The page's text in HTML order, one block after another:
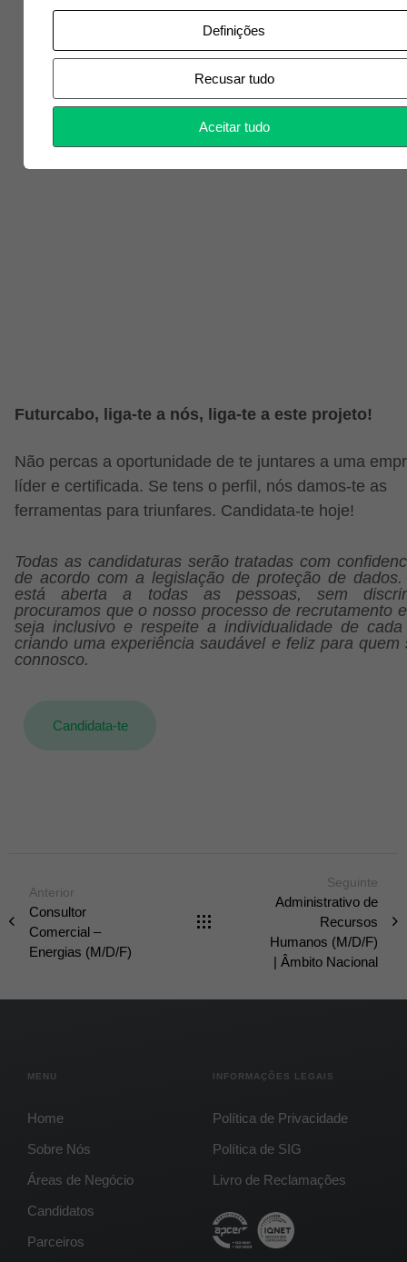
Formação Especializada:Plano de formação
nas vertentes técnica e comportamental,
desenvolvimento de competências e
Valorização:Possibilidade de progressão na
conforme o desempenho e interesse na área
Futurcabo, liga-te a nós, liga-te a este projeto!
Não percas a oportunidade de te juntares a uma
líder e certificada. Se tens o perfil, nós damos-te as
ferramentas para triunfares. Candidata-te hoje!
Todas as candidaturas serão tratadas com
de acordo com a legislação de proteção de dados.
está aberta a todas as pessoas, sem
procuramos que o nosso processo de recrutamento
seja inclusivo e respeite a individualidade de cada
criando uma experiência saudável e feliz para quem
connosco.
Candidata-te
Anterior
Consultor
Comercial –
Energias (M/D/F)
Seguinte
Administrativo de
Recursos
Humanos (M/D/F)
| Âmbito Nacional
MENU
Home
Sobre Nós
Áreas de Negócio
Candidatos
Parceiros
INFORMAÇÕES LEGAIS
Política de Privacidade
Política de SIG
Livro de Reclamações
Definições
Recusar tudo
Aceitar tudo